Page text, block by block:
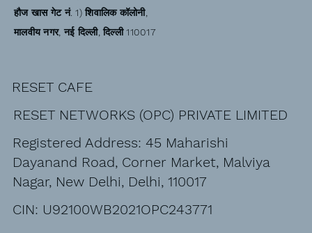
हौज खास गेट नं. 1) शिवालिक कॉलोनी,
मालवीय नगर, नई दिल्ली, दिल्ली 110017
RESET CAFE
RESET NETWORKS (OPC) PRIVATE LIMITED
Registered Address: 45 Maharishi
Dayanand Road, Corner Market, Malviya
Nagar, New Delhi, Delhi, 110017
CIN: U92100WB2021OPC243771